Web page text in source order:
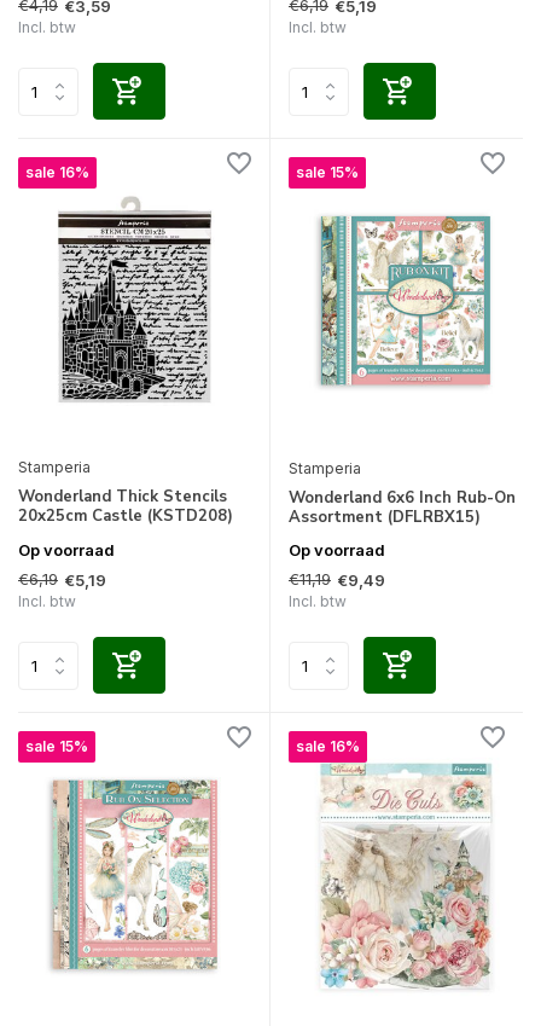
€4,19 €3,59
Incl. btw
€6,19 €5,19
Incl. btw
sale 16%
Stamperia
Wonderland Thick Stencils
20x25cm Castle (KSTD208)
Op voorraad
€6,19 €5,19
Incl. btw
sale 15%
Stamperia
Wonderland 6x6 Inch Rub-On
Assortment (DFLRBX15)
Op voorraad
€11,19 €9,49
Incl. btw
sale 15% sale 16%